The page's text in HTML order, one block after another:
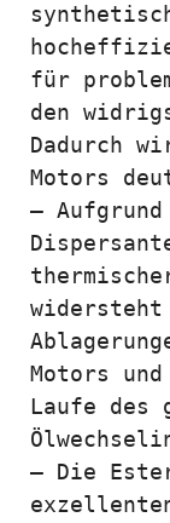
für
den
Dadurch
Motors
–
widersteht
Motors
Laufe des
– Die